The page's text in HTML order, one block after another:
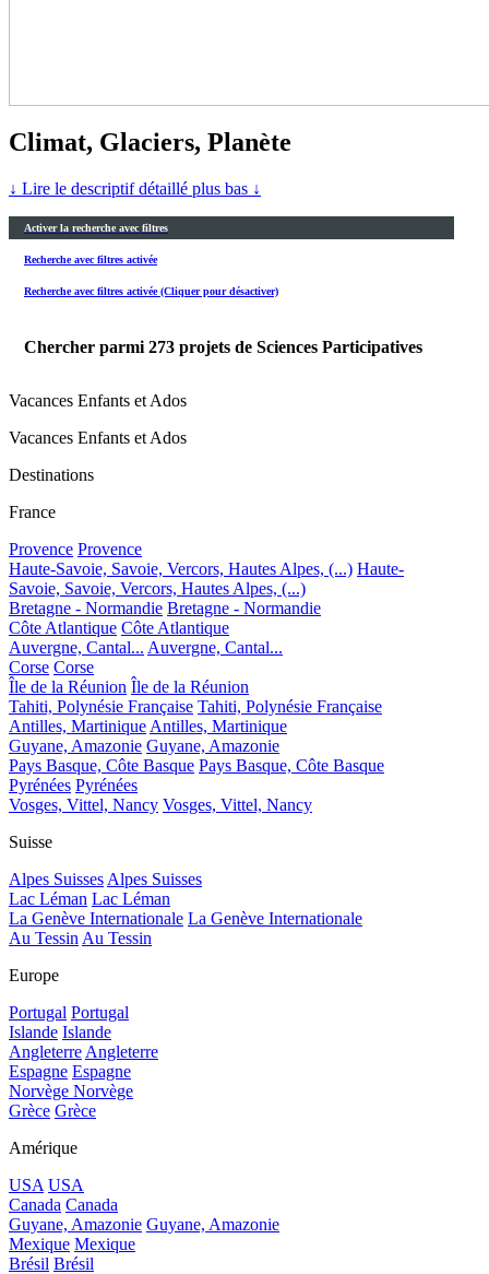
Climat, Glaciers, Planète
↓ Lire le descriptif détaillé plus bas ↓
Activer la recherche avec filtres
Recherche avec filtres activée
Recherche avec filtres activée (Cliquer pour désactiver)
Chercher parmi 273 projets de Sciences Participatives
Vacances Enfants et Ados
Vacances Enfants et Ados
Destinations
France
Provence Provence
Haute-Savoie, Savoie, Vercors, Hautes Alpes, (...) Haute-
Savoie, Savoie, Vercors, Hautes Alpes, (...)
Bretagne - Normandie Bretagne - Normandie
Côte Atlantique Côte Atlantique
Auvergne, Cantal... Auvergne, Cantal...
Corse Corse
Île de la Réunion Île de la Réunion
Tahiti, Polynésie Française Tahiti, Polynésie Française
Antilles, Martinique Antilles, Martinique
Guyane, Amazonie Guyane, Amazonie
Pays Basque, Côte Basque Pays Basque, Côte Basque
Pyrénées Pyrénées
Vosges, Vittel, Nancy Vosges, Vittel, Nancy
Suisse
Alpes Suisses Alpes Suisses
Lac Léman Lac Léman
La Genève Internationale La Genève Internationale
Au Tessin Au Tessin
Europe
Portugal Portugal
Islande Islande
Angleterre Angleterre
Espagne Espagne
Norvège Norvège
Grèce Grèce
Amérique
USA USA
Canada Canada
Guyane, Amazonie Guyane, Amazonie
Mexique Mexique
Brésil Brésil